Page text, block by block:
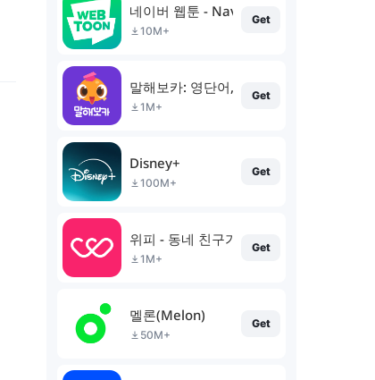
네이버 웹툰 - Naver Webtoon
10M+
Get
말해보카: 영단어, 문법, 리스닝, 스피킹,
1M+
Get
Disney+
100M+
Get
위피 - 동네 친구가 필요할 때
1M+
Get
멜론(Melon)
50M+
Get